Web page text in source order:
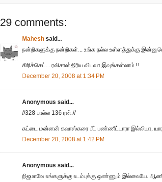
29 comments:
Mahesh said...
நன்றிகளுக்கு நன்றிகள்... உங்க நல்ல உள்ளத்துக்கு
கிரிக்கெட்... ரவிசாஸ்திரிய விடவா இவுங்கள்லாம் !!
December 20, 2008 at 1:34 PM
Anonymous said...
//328 பால்ல 136 ரன்.//
கட்டை மன்னன் கவாஸ்கரை பீட் பண்ணீட்டாரா இல்லியா,
December 20, 2008 at 1:42 PM
Anonymous said...
நிஜமாவே உங்களுக்கு உடம்புக்கு ஒண்ணும் இல்லையே.